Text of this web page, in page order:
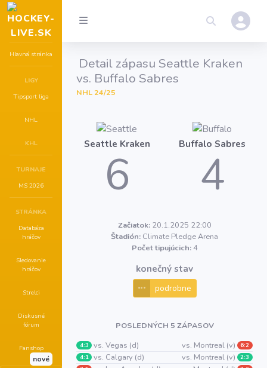
Hlavná stránka
LIGY
Tipsport liga
NHL
KHL
TURNAJE
MS 2026
STRÁNKA
Databáza
hráčov
Sledovanie
hráčov
Strelci
Diskusné
fórum
Fanshop
nové
Detail zápasu Seattle Kraken
vs. Buffalo Sabres
NHL 24/25
Seattle Kraken
6
Začiatok:20.1.2025 22:00
Štadión: Climate Pledge Arena
Počet tipujúcich:4
konečný stav
podrobne
Buffalo Sabres
4
4:3 vs. Vegas (d)
4:1 vs. Calgary (d)
POSLEDNÝCH 5 ZÁPASOV
vs. Montreal (v)
6:2
vs. Montreal (v) 2:3